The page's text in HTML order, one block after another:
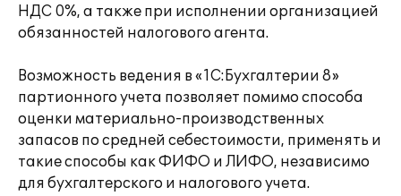
НДС 0%, а также при исполнении организацией
обязанностей налогового агента.
Возможность ведения в «1С:Бухгалтерии 8»
партионного учета позволяет помимо способа
оценки материально-производственных
запасов по средней себестоимости, применять и
такие способы как ФИФО и ЛИФО, независимо
для бухгалтерского и налогового учета.